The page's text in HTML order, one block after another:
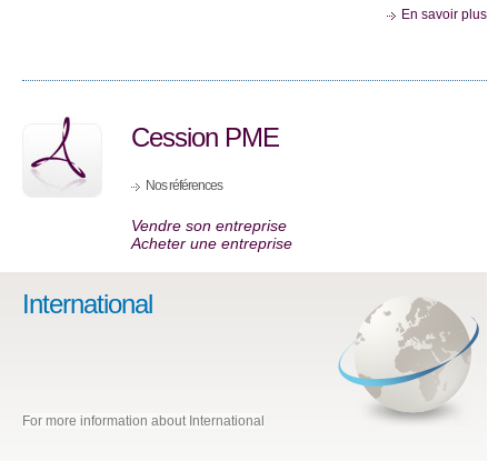
En savoir plus
Cession PME
Nos références
Vendre son entreprise
Acheter une entreprise
International
For more information about International